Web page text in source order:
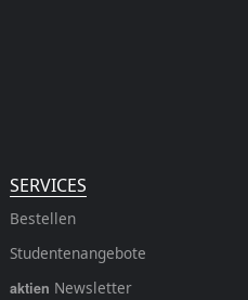
SERVICES
Bestellen
Studentenangebote
aktien Newsletter